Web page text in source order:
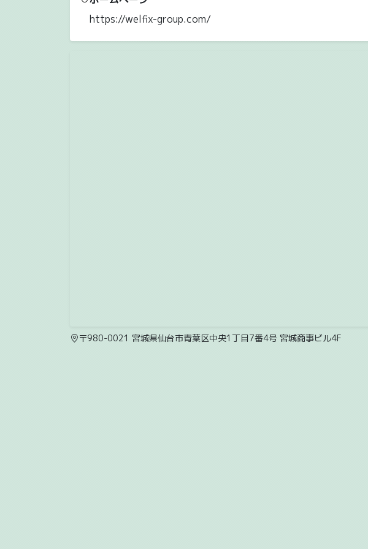
https://welfix-group.com/
〒980-0021 宮城県仙台市青葉区中央1丁目7番4号 宮城商事ビル4F